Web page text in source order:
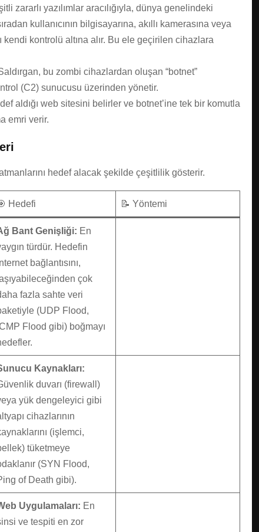
zararlı yazılımlar aracılığıyla, dünya genelindeki
kullanıcının bilgisayarına, akıllı kamerasına veya
kendi kontrolü altına alır. Bu ele geçirilen cihazlara
bu zombi cihazlardan oluşan “botnet”
(C2) sunucusu üzerinden yönetir.
aldığı web sitesini belirler ve botnet’ine tek bir komutla
emri verir.
hedef alacak şekilde çeşitlilik gösterir.
Hedefi 📝 Yöntemi
Bant Genişliği: En
türdür. Hedefin
bağlantısını,
çok
fazla sahte veri
(UDP Flood,
Flood gibi) boğmayı
Kaynakları:
duvarı (firewall)
yük dengeleyici gibi
cihazlarının
(işlemci,
tüketmeye
(SYN Flood,
of Death gibi).
Uygulamaları: En
ve tespiti en zor